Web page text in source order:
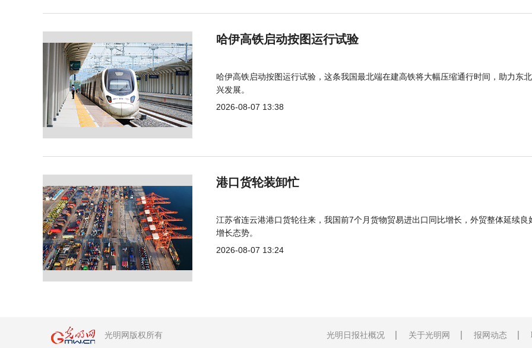
哈伊高铁启动按图运行试验
哈伊高铁启动按图运行试验，这条我国最北端在建高铁将大幅压缩通行时间，助力东
兴发展。
2026-08-07 13:38
港口货轮装卸忙
江苏省连云港港口货轮往来，我国前7个月货物贸易进出口同比增长，外贸整体延续良
增长态势。
2026-08-07 13:24
光明网版权所有 光明日报社概况 关于光明网 报网动态